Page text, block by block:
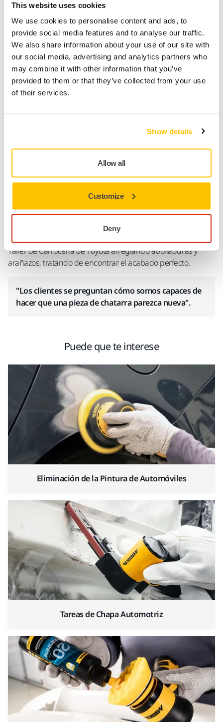
This website uses cookies
We use cookies to personalise content and ads, to
provide social media features and to analyse our traffic.
We also share information about your use of our site with
our social media, advertising and analytics partners who
may combine it with other information that you’ve
provided to them or that they’ve collected from your use
of their services.
Show details
Allow all
Customize
Deny
"Antes cambiábamos los filtros de aire cada semana
y ahora lo hacemos cada mes".
Taller de Carrocería de Toyota, Finlandia
Soluciones de Lijado Libre de Polvo de Mirka
El mundo es diferente cuando lo ves a través de los ojos de
un verdadero profesional. Timo Korpiniemi trabaja en el
Taller de Carrocería de Toyota arreglando abolladuras y
arañazos, tratando de encontrar el acabado perfecto.
"Los clientes se preguntan cómo somos capaces de
hacer que una pieza de chatarra parezca nueva".
Puede que te interese
Eliminación de la Pintura de Automóviles
Tareas de Chapa Automotriz